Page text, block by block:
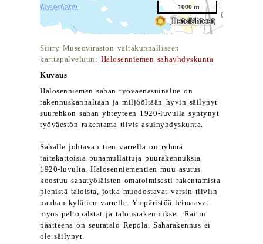
Siirry Museoviraston valtakunnalliseen
karttapalveluun: Halosenniemen sahayhdyskunta
Kuvaus
Halosenniemen sahan työväenasuinalue on
rakennuskannaltaan ja miljööltään hyvin säilynyt
suurehkon sahan yhteyteen 1920-luvulla syntynyt
työväestön rakentama tiivis asuinyhdyskunta.
Sahalle johtavan tien varrella on ryhmä
taitekattoisia punamullattuja puurakennuksia
1920-luvulta. Halosenniementien muu asutus
koostuu sahatyöläisten omatoimisesti rakentamista
pienistä taloista, jotka muodostavat varsin tiiviin
nauhan kylätien varrelle. Ympäristöä leimaavat
myös peltopalstat ja talousrakennukset. Raitin
päätteenä on seuratalo Repola. Saharakennus ei
ole säilynyt.